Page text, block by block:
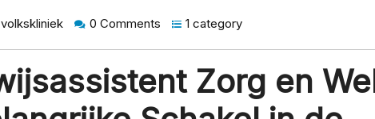
volkskliniek 0 Comments 1 category
Zorg en